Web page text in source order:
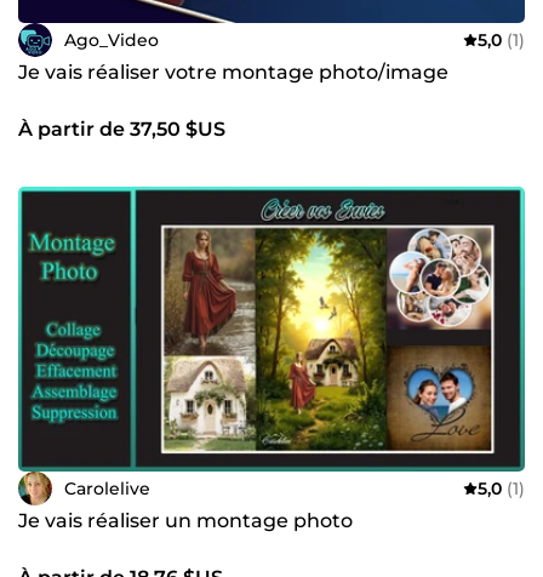
Ago_Video 5,0 (1)
Je vais réaliser votre montage photo/image
À partir de 37,50 $US
Carolelive 5,0 (1)
Je vais réaliser un montage photo